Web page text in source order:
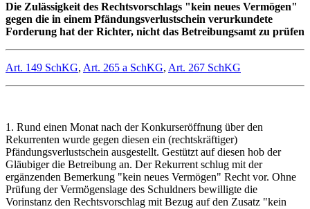
Die Zulässigkeit des Rechtsvorschlags "kein neues Vermögen"
gegen die in einem Pfändungsverlustschein verurkundete
Forderung hat der Richter, nicht das Betreibungsamt zu prüfen
Art. 149 SchKG, Art. 265 a SchKG, Art. 267 SchKG
1. Rund einen Monat nach der Konkurseröffnung über den
Rekurrenten wurde gegen diesen ein (rechtskräftiger)
Pfändungsverlustschein ausgestellt. Gestützt auf diesen hob der
Gläubiger die Betreibung an. Der Rekurrent schlug mit der
ergänzenden Bemerkung "kein neues Vermögen" Recht vor. Ohne
Prüfung der Vermögenslage des Schuldners bewilligte die
Vorinstanz den Rechtsvorschlag mit Bezug auf den Zusatz "kein